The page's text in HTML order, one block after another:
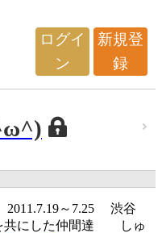
ログイ
ン
新規登
録
～7.25 渋谷
共にした仲間達 しゅ